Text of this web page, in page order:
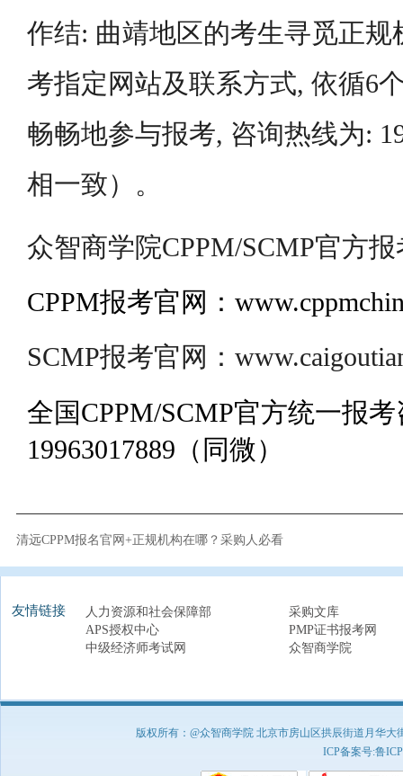
作结: 曲靖地区的考生寻觅正规
考指定网站及联系方式, 依循6
畅畅地参与报考, 咨询热线为:
相一致）。
众智商学院CPPM/SCMP官方报
CPPM报考官网：
SCMP报考官网：
全国CPPM/SCMP官方统一报
19963017889（同微）
清远CPPM报名官网+正规机构在哪？采购人必看
友情链接 人力资源和社会保障部
采购文库
APS授权中心
PMP证书报考网
中级经济师考试网
众智商学院
版权所有：@众智商学院 北京市房山区拱辰街道月华
ICP备案号:鲁